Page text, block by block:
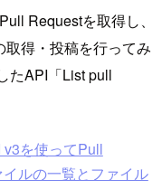
Requestを取得し、
得・投稿を行ってみ
たAPI「List pull
を使ってPull
ルの一覧とファイル